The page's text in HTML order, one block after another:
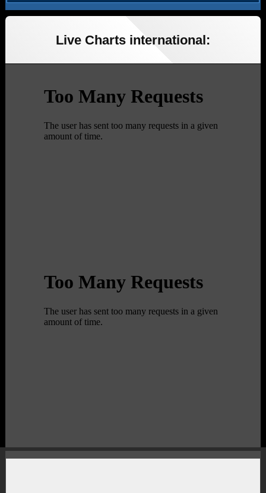
Live Charts international: